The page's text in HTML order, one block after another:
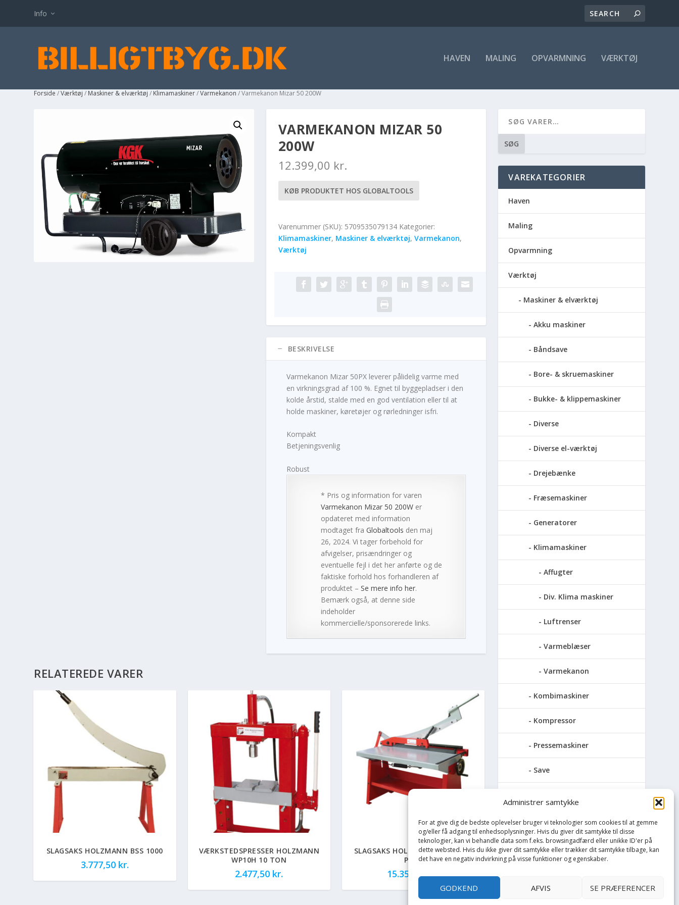
Administrer samtykke
For at give dig de bedste oplevelser bruger vi teknologier som cookies til at gemme
og/eller få adgang til enhedsoplysninger. Hvis du giver dit samtykke til disse
teknologier, kan vi behandle data som f.eks. browsingadfærd eller unikke ID'er på
dette websted. Hvis du ikke giver dit samtykke eller trækker dit samtykke tilbage, kan
det have en negativ indvirkning på visse funktioner og egenskaber.
GODKEND AFVIS SE PRÆFERENCER
Info
HAVEN MALING OPVARMNING VÆRKTØJ
Forside /Værktøj / Maskiner & elværktøj / Klimamaskiner/Varmekanon / Varmekanon Mizar 50 200W
VARMEKANON MIZAR 50
200W
12.399,00 kr.
KØB PRODUKTET HOS GLOBALTOOLS
Varenummer (SKU): 5709535079134 Kategorier:
Klimamaskiner, Maskiner & elværktøj, Varmekanon,
Værktøj
BESKRIVELSE
Varmekanon Mizar 50PX leverer pålidelig varme med
en virkningsgrad af 100 %. Egnet til byggepladser i den
kolde årstid, stalde med en god ventilation eller til at
holde maskiner, køretøjer og rørledninger isfri.
Kompakt
Betjeningsvenlig
Robust
* Pris og information for varen
Varmekanon Mizar 50 200Wer
opdateret med information
modtaget fra Globaltools den maj
26, 2024. Vi tager forbehold for
afvigelser, prisændringer og
eventuelle fejl i det her anførte og de
faktiske forhold hos forhandleren af
produktet – Se mere info her.
Bemærk også, at denne side
indeholder
kommercielle/sponsorerede links.
RELATEREDE VARER
SLAGSAKS HOLZMANN BSS 1000
3.777,50 kr.
VÆRKSTEDSPRESSER HOLZMANN
WP10H 10 TON
2.477,50 kr.
SLAGSAKS HOLZMANN BSS1000P
PROF
15.357,50kr.
SØG
VAREKATEGORIER
Haven
Maling
Opvarmning
Værktøj
Maskiner & elværktøj
Akku maskiner
Båndsave
Bore- & skruemaskiner
Bukke- & klippemaskiner
Diverse
Diverse el-værktøj
Drejebænke
Fræsemaskiner
Generatorer
Klimamaskiner
Affugter
Div. Klima maskiner
Luftrenser
Varmeblæser
Varmekanon
Kombimaskiner
Kompressor
Pressemaskiner
Save
Svejser
Søjlebore- &
bænkboremaskiner